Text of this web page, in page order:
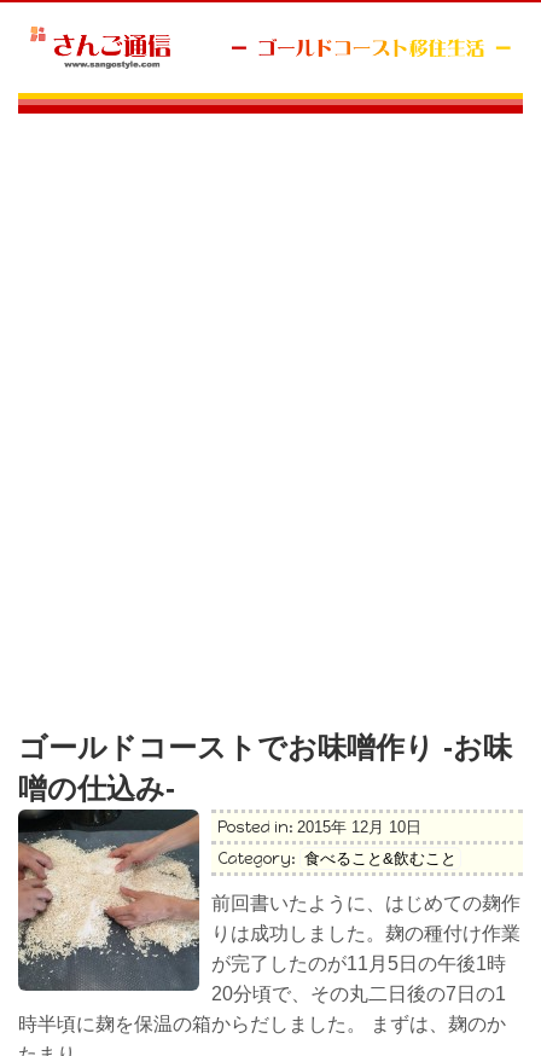
ゴールドコーストでお味噌作り -お味
噌の仕込み-
Posted in: 2015年 12月 10日
Category: 食べること&飲むこと
前回書いたように、はじめての麹作
りは成功しました。麹の種付け作業
が完了したのが11月5日の午後1時
20分頃で、その丸二日後の7日の1
時半頃に麹を保温の箱からだしました。 まずは、麹のか